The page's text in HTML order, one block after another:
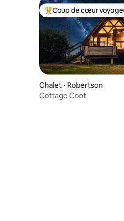
Coups de cœur
Coup de cœur
Chalet ⋅ Robertson
Cottage Coot